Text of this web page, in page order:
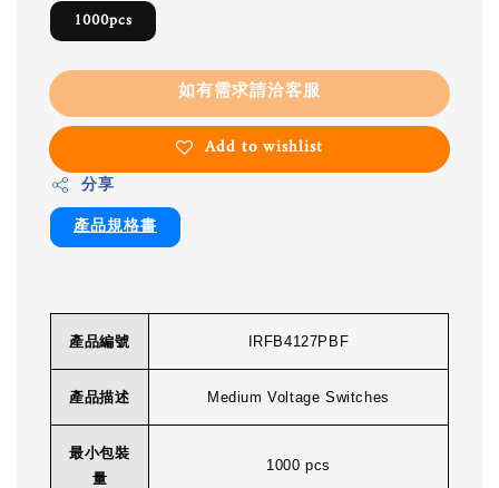
1000pcs
如有需求請洽客服
Add to wishlist
分享
產品規格書
產品編號 IRFB4127PBF
產品描述 Medium Voltage Switches
最小包裝
量
1000 pcs